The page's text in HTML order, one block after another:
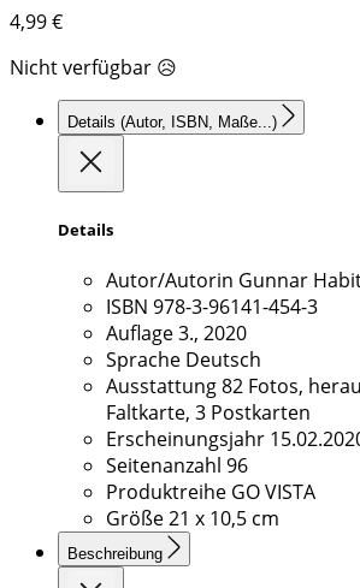
4,99€
Nicht verfügbar 😥
Details (Autor, ISBN, Maße...)
Details
Autor/Autorin Gunnar
ISBN 978-3-96141-454-3
Auflage3., 2020
Sprache Deutsch
Ausstattung82 Fotos,
Faltkarte, 3 Postkarten
Erscheinungsjahr
Seitenanzahl 96
Produktreihe GO VISTA
Größe21 x 10,5 cm
Beschreibung